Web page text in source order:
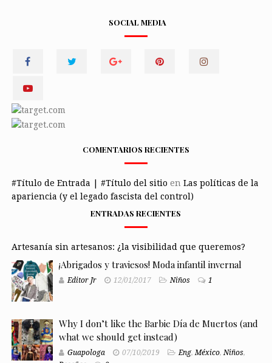
SOCIAL MEDIA
COMENTARIOS RECIENTES
#Título de Entrada | #Título del sitio en Las políticas de la
apariencia (y el legado fascista del control)
ENTRADAS RECIENTES
Artesanía sin artesanos: ¿la visibilidad que queremos?
¡Abrigados y traviesos! Moda infantil invernal
Editor Jr 12/01/2017 Niños 1
Why I don’t like the Barbie Día de Muertos (and
what we should get instead)
Guapologa 07/10/2019 Eng, México, Niños,